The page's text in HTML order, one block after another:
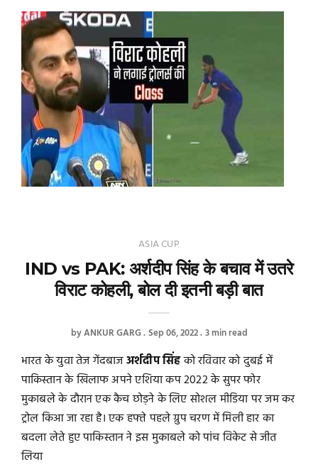
ASIA CUP
IND vs PAK: अर्शदीप सिंह के बचाव में उतरे
विराट कोहली, बोल दी इतनी बड़ी बात
byANKUR GARG Sep 06, 2022 3 min read
भारत के युवा तेज गेंदबाजअर्शदीप सिंहको रविवार को दुबई में
पाकिस्तान के खिलाफ अपने एशिया कप 2022 के सुपर फोर
मुकाबले के दौरान एक कैच छोड़ने के लिए सोशल मीडिया पर जम कर
ट्रोल किआ जा रहा है। एक हफ्ते पहले ग्रुप चरण में मिली हार का
बदला लेते हुए पाकिस्तान ने इस मुकाबले को पांच विकेट से जीत
लिया